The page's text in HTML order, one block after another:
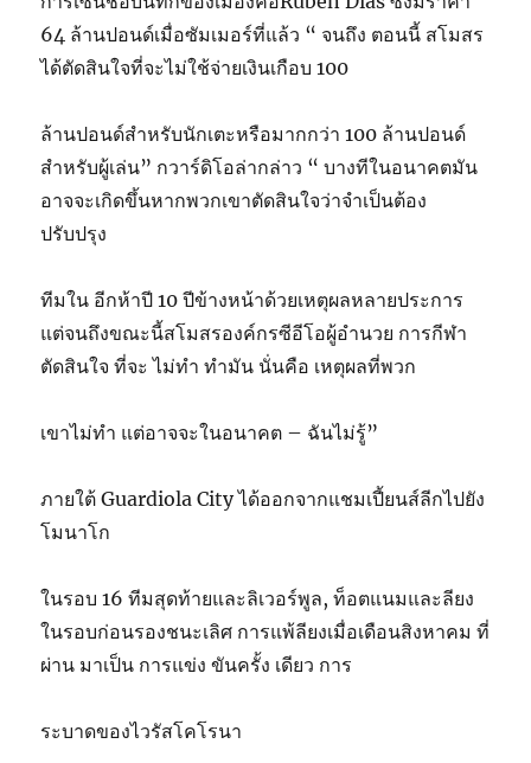
64 ล้านปอนด์เมื่อซัมเมอร์ที่แล้ว “ จนถึง ตอนนี้ สโมสร
ได้ตัดสินใจที่จะไม่ใช้จ่ายเงินเกือบ 100
ล้านปอนด์สำหรับนักเตะหรือมากกว่า 100 ล้านปอนด์
สำหรับผู้เล่น” กวาร์ดิโอล่ากล่าว “ บางทีในอนาคตมัน
อาจจะเกิดขึ้นหากพวกเขาตัดสินใจว่าจำเป็นต้อง
ปรับปรุง
ทีมใน อีกห้าปี 10 ปีข้างหน้าด้วยเหตุผลหลายประการ
แต่จนถึงขณะนี้สโมสรองค์กรซีอีโอผู้อำนวย การกีฬา
ตัดสินใจ ที่จะ ไม่ทำ ทำมัน นั่นคือ เหตุผลที่พวก
เขาไม่ทำ แต่อาจจะในอนาคต – ฉันไม่รู้”
ภายใต้ Guardiola City ได้ออกจากแชมเปี้ยนส์ลีกไปยัง
โมนาโก
ในรอบ 16 ทีมสุดท้ายและลิเวอร์พูล, ท็อตแนมและลียง
ในรอบก่อนรองชนะเลิศ การแพ้ลียงเมื่อเดือนสิงหาคม ที่
ผ่าน มาเป็น การแข่ง ขันครั้ง เดียว การ
ระบาดของไวรัสโคโรนา